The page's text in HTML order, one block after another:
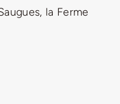
la Ferme